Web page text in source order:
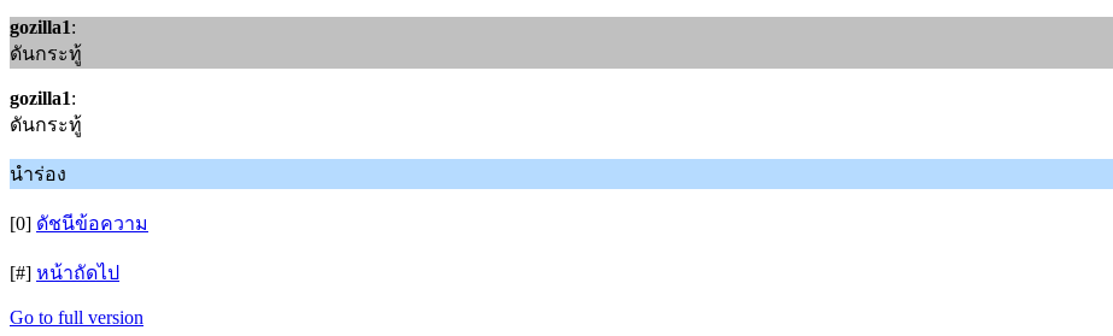
gozilla1:
ดันกระทู้
gozilla1:
ดันกระทู้
นำร่อง
[0] ดัชนีข้อความ
[#] หน้าถัดไป
Go to full version